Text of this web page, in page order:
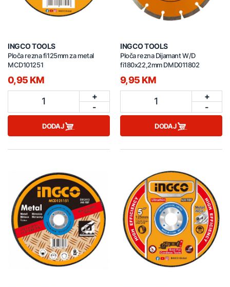
INGCO TOOLS
Ploča rezna fi125mm za metal
MCD101251
0,95 KM
1
+
-
DODAJ
INGCO TOOLS
Ploča rezna Dijamant W/D
fi180x22,2mm DMD011802
9,95 KM
1
+
-
DODAJ